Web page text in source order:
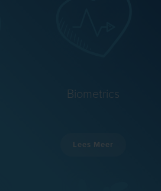
Biometrics
Lees Meer